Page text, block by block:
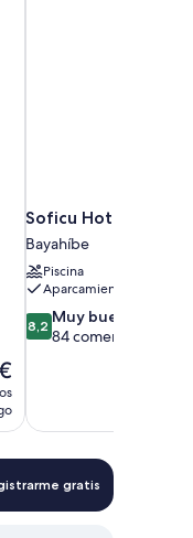
Soficu Hotel On
Bayahíbe
Piscina
Aparcamiento incluido
8.2
sobre
84 comentarios
8,2 Muy bueno
84 comentarios
gratis